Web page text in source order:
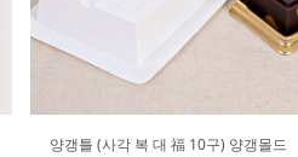
양갱틀 (사각 복 대 福 10구) 양갱몰드